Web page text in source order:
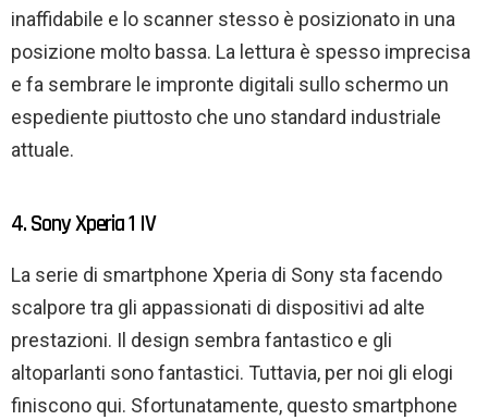
inaffidabile e lo scanner stesso è posizionato in una
posizione molto bassa. La lettura è spesso imprecisa
e fa sembrare le impronte digitali sullo schermo un
espediente piuttosto che uno standard industriale
attuale.
4. Sony Xperia 1 IV
La serie di smartphone Xperia di Sony sta facendo
scalpore tra gli appassionati di dispositivi ad alte
prestazioni. Il design sembra fantastico e gli
altoparlanti sono fantastici. Tuttavia, per noi gli elogi
finiscono qui. Sfortunatamente, questo smartphone